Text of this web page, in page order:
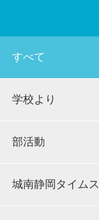
すべて
学校より
部活動
城南静岡タイムス